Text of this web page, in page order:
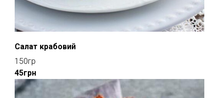
Салат крабовий
150гр
45грн